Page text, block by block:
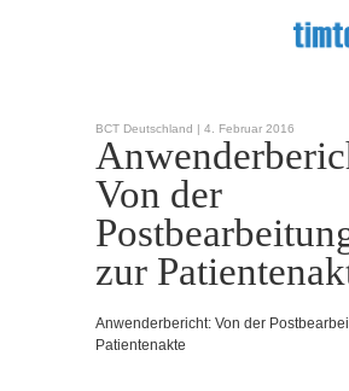
BCT Deutschland | 4. Februar 2016
Von der
zur
Anwenderbericht: Von der
Patientenakte